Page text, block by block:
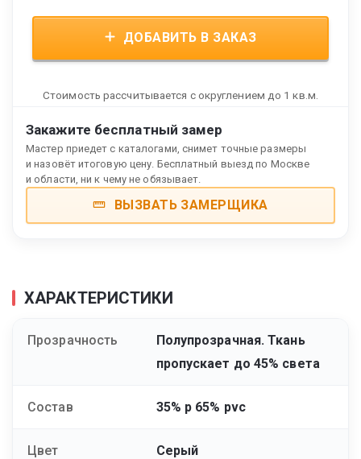
ДОБАВИТЬ В ЗАКАЗ
Стоимость рассчитывается с округлением до 1 кв.м.
Закажите бесплатный замер
Мастер приедет с каталогами, снимет точные размеры
и назовёт итоговую цену. Бесплатный выезд по Москве
и области, ни к чему не обязывает.
ВЫЗВАТЬ ЗАМЕРЩИКА
ХАРАКТЕРИСТИКИ
Прозрачность
Полупрозрачная. Ткань
пропускает до 45% света
Состав 35% р 65% pvc
Цвет Серый